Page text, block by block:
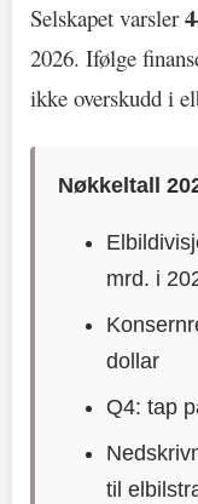
Selskapet varsler
2026. Ifølge
ikke overskudd i
Nøkkeltall
mrd. i
dollar
Q4: tap
til